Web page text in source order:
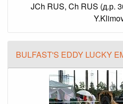
JCh RUS, Ch RUS (д.р.
BULFAST'S EDDY LUCKY